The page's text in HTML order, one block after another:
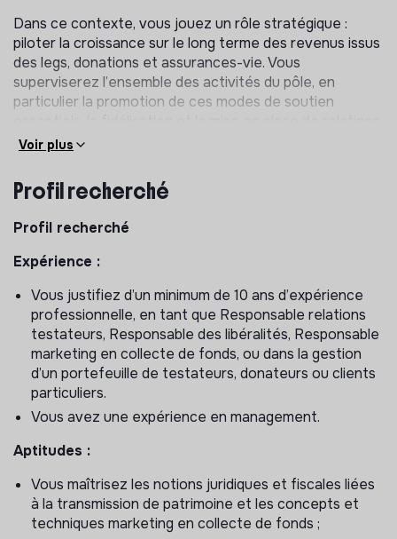
Dans ce contexte, vous jouez un rôle stratégique :
piloter la croissance sur le long terme des revenus issus
des legs, donations et assurances-vie. Vous
superviserez l’ensemble des activités du pôle, en
particulier la promotion de ces modes de soutien
privilégiées avec celles et ceux qui envisagent de
Le pôle libéralités est actuellement composé de 3
testateurs, un.e stagiaire et le/la responsable de pôle.
Activités principales :
Stratégie, plans d’actions et budgets (15%)
Proposer et piloter la stratégie pluriannuelle
ambitieuse de développement des ressources issues
des libéralités ;
Elaborer les plans d’actions annuels et les budgets
correspondants, en prospection et en fidélisation,
Développer et entretenir les relations avec les
parties prenantes clés internes et externes pour le
développement de l’activité, en particulier les
réseaux de prescripteurs.
Voir plus
Profil recherché
Profil recherché
Expérience :
Vous justifiez d’un minimum de 10 ans d’expérience
professionnelle, en tant que Responsable relations
testateurs, Responsable des libéralités, Responsable
marketing en collecte de fonds, ou dans la gestion
d’un portefeuille de testateurs, donateurs ou clients
particuliers.
Vous avez une expérience en management.
Aptitudes :
Vous maîtrisez les notions juridiques et fiscales liées
à la transmission de patrimoine et les concepts et
techniques marketing en collecte de fonds ;